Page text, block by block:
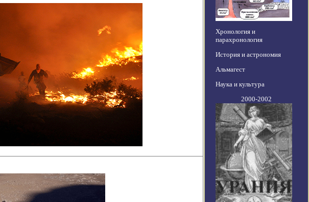
Хронология и
парахронология
История и астрономия
Альмагест
Наука и культура
2000-2002